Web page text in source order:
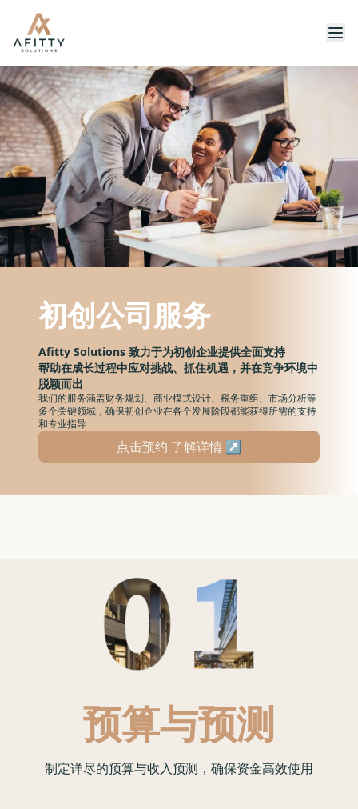
初创公司服务
Afitty Solutions 致力于为初创企业提供全面支持
帮助在成长过程中应对挑战、抓住机遇，并在竞争环境中
脱颖而出
我们的服务涵盖财务规划、商业模式设计、税务重组、市场分析等
多个关键领域，确保初创企业在各个发展阶段都能获得所需的支持
和专业指导
点击预约 了解详情 ↗
预算与预测
制定详尽的预算与收入预测，确保资金高效使用